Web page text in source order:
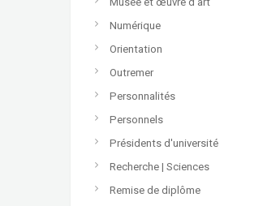
Numérique
Orientation
Outremer
Personnalités
Personnels
Présidents d'université
Recherche | Sciences
Remise de diplôme